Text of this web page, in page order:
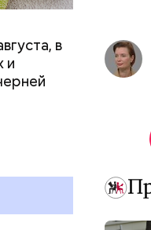
в
и
у